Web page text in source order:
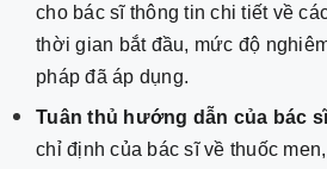
cho bác sĩ thông tin chi tiết về
thời gian bắt đầu, mức độ
pháp đã áp dụng.
Tuân thủ hướng dẫn của bác
chỉ định của bác sĩ về thuốc